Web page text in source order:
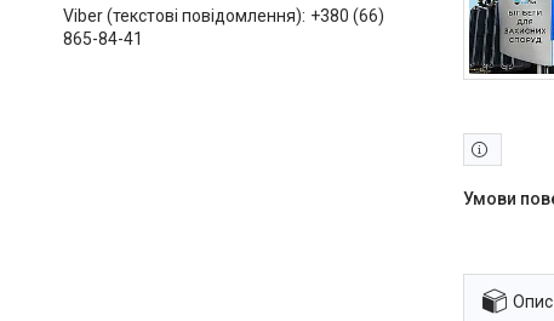
Опис
Viber (текстові повідомлення) +380 (66)
865-84-41